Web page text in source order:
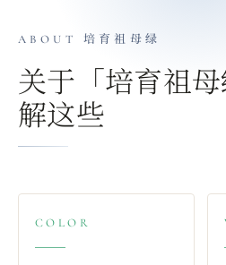
ABOUT 培育祖母绿
关于「培育祖
解这些
COLOR